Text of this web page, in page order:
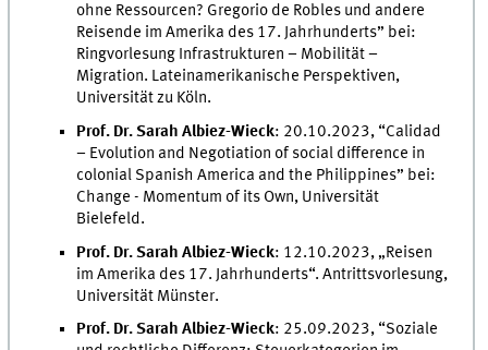
ohne Ressourcen? Gregorio de Robles und andere
Reisende im Amerika des 17. Jahrhunderts” bei:
Ringvorlesung Infrastrukturen – Mobilität –
Migration. Lateinamerikanische Perspektiven,
Universität zu Köln.
Prof. Dr. Sarah Albiez-Wieck: 20.10.2023, “Calidad
– Evolution and Negotiation of social difference in
colonial Spanish America and the Philippines” bei:
Change - Momentum of its Own, Universität
Bielefeld.
Prof. Dr. Sarah Albiez-Wieck: 12.10.2023, „Reisen
im Amerika des 17. Jahrhunderts“. Antrittsvorlesung,
Universität Münster.
Prof. Dr. Sarah Albiez-Wieck: 25.09.2023, “Soziale